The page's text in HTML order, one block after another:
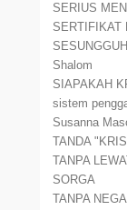
SERIUS
SERTIFIKAT
Shalom
SIAPAKAH
sistem
Susanna
TANDA
TANPA
SORGA
TANPA